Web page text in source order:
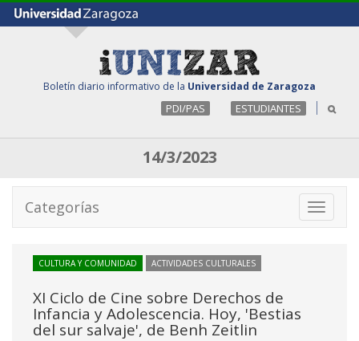
Boletín diario informativo de la Universidad de Zaragoza
PDI/PAS ESTUDIANTES
14/3/2023
Toggle
Categorías
CULTURA Y COMUNIDAD ACTIVIDADES CULTURALES
XI Ciclo de Cine sobre Derechos de
Infancia y Adolescencia. Hoy, 'Bestias
del sur salvaje', de Benh Zeitlin